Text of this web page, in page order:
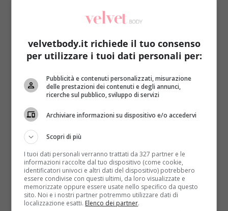
più spesso a dura prova! Oltre al processo di
significainterferire con il lavoro che stanno già
facendo gli enzimi e succhi gastriciper digerire e
Un altro motivo per cui è sconsigliato mangiare la
frutta a fine pasto è dovuto al suocarico di
zuccheri . Chi più, chi meno, tutta la frutta contiene
fruttosio, uno zucchero semplice che in un batti
baleno faschizzare in alto il livello degli zuccheri
nel sangue
, con una brutta conseguenza anche per
la linea!E tutto questo avviene mangiando un solo
frutto a fine pasto. E cosa succederebbe se finissi
una bella mangiata con una macedonia?
Praticamente manderesti in “black-out” stomaco e
velvetbody.it richiede il tuo consenso
per utilizzare i tuoi dati personali per:
Pubblicità e contenuti personalizzati, misurazione
delle prestazioni dei contenuti e degli annunci,
ricerche sul pubblico, sviluppo di servizi
Archiviare informazioni su dispositivo e/o accedervi
Scopri di più
I tuoi dati personali verranno trattati da 327 partner e le
informazioni raccolte dal tuo dispositivo (come cookie,
identificatori univoci e altri dati del dispositivo) potrebbero
essere condivise con questi ultimi, da loro visualizzate e
memorizzate oppure essere usate nello specifico da questo
sito. Noi e i nostri partner potremmo utilizzare dati di
localizzazione esatti. Elenco dei partner.